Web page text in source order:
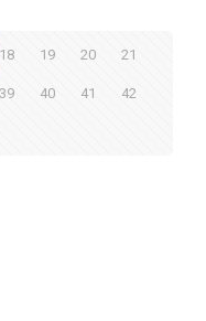
18 19 20 21
39 40 41 42